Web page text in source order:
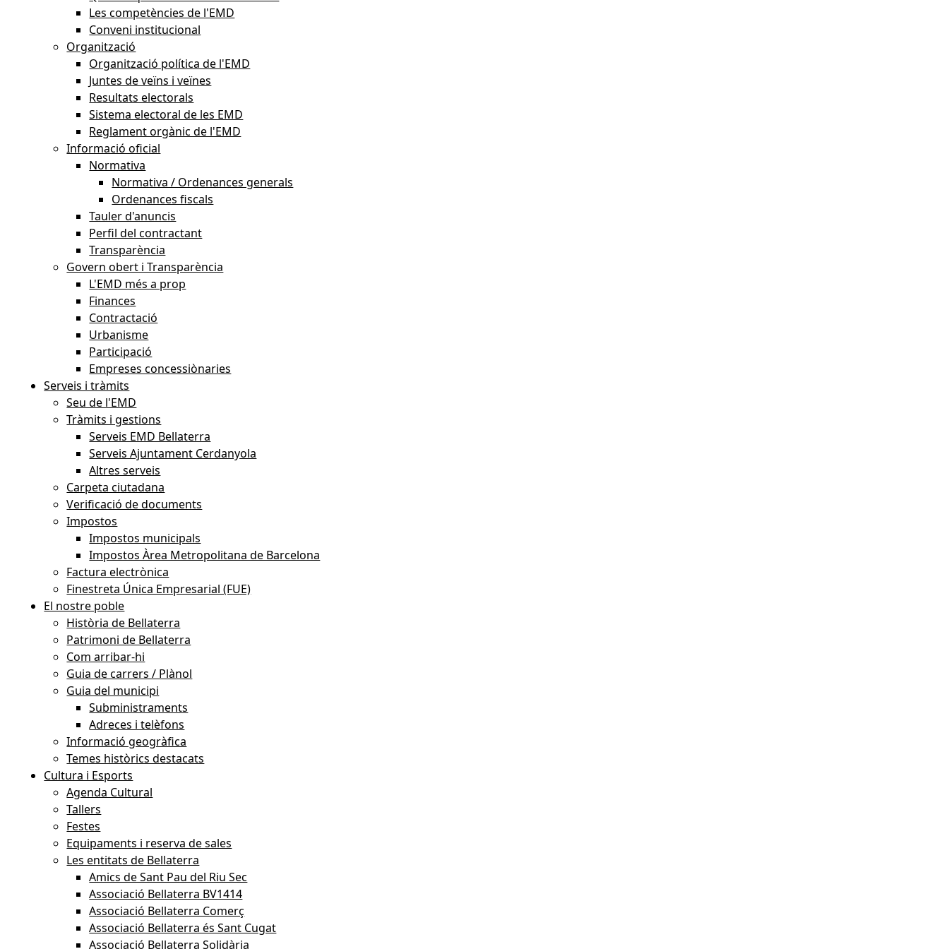
Les competències de l'EMD
Conveni institucional
Organització
Organització política de l'EMD
Juntes de veïns i veïnes
Resultats electorals
Sistema electoral de les EMD
Reglament orgànic de l'EMD
Informació oficial
Normativa
Normativa / Ordenances generals
Ordenances fiscals
Tauler d'anuncis
Perfil del contractant
Transparència
Govern obert i Transparència
L'EMD més a prop
Finances
Contractació
Urbanisme
Participació
Empreses concessiònaries
Serveis i tràmits
Seu de l'EMD
Tràmits i gestions
Serveis EMD Bellaterra
Serveis Ajuntament Cerdanyola
Altres serveis
Carpeta ciutadana
Verificació de documents
Impostos
Impostos municipals
Impostos Àrea Metropolitana de Barcelona
Factura electrònica
Finestreta Única Empresarial (FUE)
El nostre poble
Història de Bellaterra
Patrimoni de Bellaterra
Com arribar-hi
Guia de carrers / Plànol
Guia del municipi
Subministraments
Adreces i telèfons
Informació geogràfica
Temes històrics destacats
Cultura i Esports
Agenda Cultural
Tallers
Festes
Equipaments i reserva de sales
Les entitats de Bellaterra
Amics de Sant Pau del Riu Sec
Associació Bellaterra BV1414
Associació Bellaterra Comerç
Associació Bellaterra és Sant Cugat
Associació Bellaterra Solidària